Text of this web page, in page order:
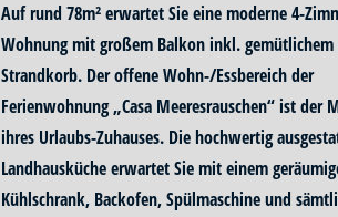
Auf rund 78m² erwartet Sie eine moderne 4-
Wohnung mit großem Balkon inkl. gemütlichem
Strandkorb. Der offene Wohn-/Essbereich der
Ferienwohnung „Casa Meeresrauschen“ ist der
ihres Urlaubs-Zuhauses. Die hochwertig
Landhausküche erwartet Sie mit einem
Kühlschrank, Backofen, Spülmaschine und